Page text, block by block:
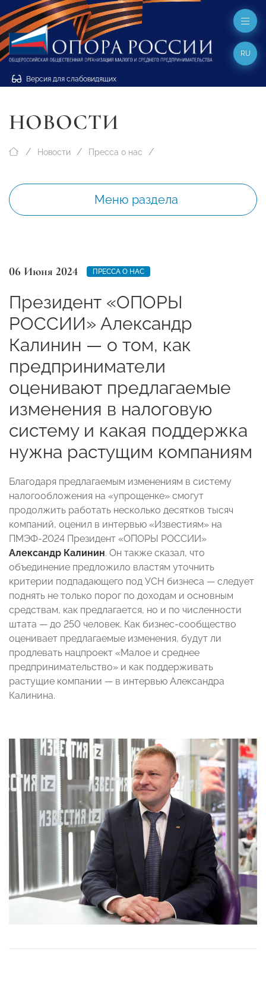
Версия для слабовидящих
RU
НОВОСТИ
Новости Пресса о нас
Меню раздела
06 Июня 2024 ПРЕССА О НАС
Президент «ОПОРЫ
РОССИИ» Александр
Калинин — о том, как
предприниматели
оценивают предлагаемые
изменения в налоговую
систему и какая поддержка
нужна растущим компаниям
Благодаря предлагаемым изменениям в систему
налогообложения на «упрощенке» смогут
продолжить работать несколько десятков тысяч
компаний, оценил в интервью «Известиям» на
ПМЭФ-2024 Президент «ОПОРЫ РОССИИ»
Александр Калинин. Он также сказал, что
объединение предложило властям уточнить
критерии подпадающего под УСН бизнеса — следует
поднять не только порог по доходам и основным
средствам, как предлагается, но и по численности
штата — до 250 человек. Как бизнес-сообщество
оценивает предлагаемые изменения, будут ли
продлевать нацпроект «Малое и среднее
предпринимательство» и как поддерживать
растущие компании — в интервью Александра
Калинина.